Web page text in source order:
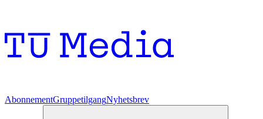
AbonnementGruppetilgangNyhetsbrev